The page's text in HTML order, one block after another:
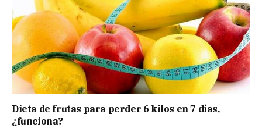
Dieta de frutas para perder 6 kilos en 7 días,
¿funciona?